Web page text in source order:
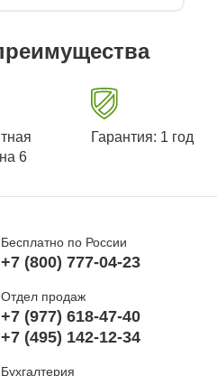
6
Гарантия: 1 год
Бесплатно по России
+7 (800) 777-04-23
Отдел продаж
+7 (977) 618-47-40
+7 (495) 142-12-34
Бухгалтерия